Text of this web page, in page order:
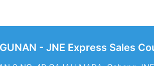
- JNE Express Sales